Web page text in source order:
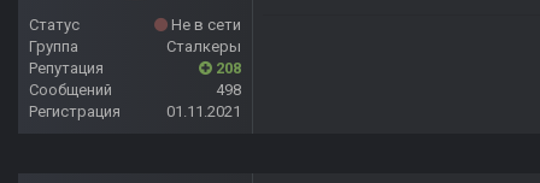
Статус
Не в сети
Группа
Сталкеры
Репутация
208
Сообщений
498
Регистрация
01.11.2021